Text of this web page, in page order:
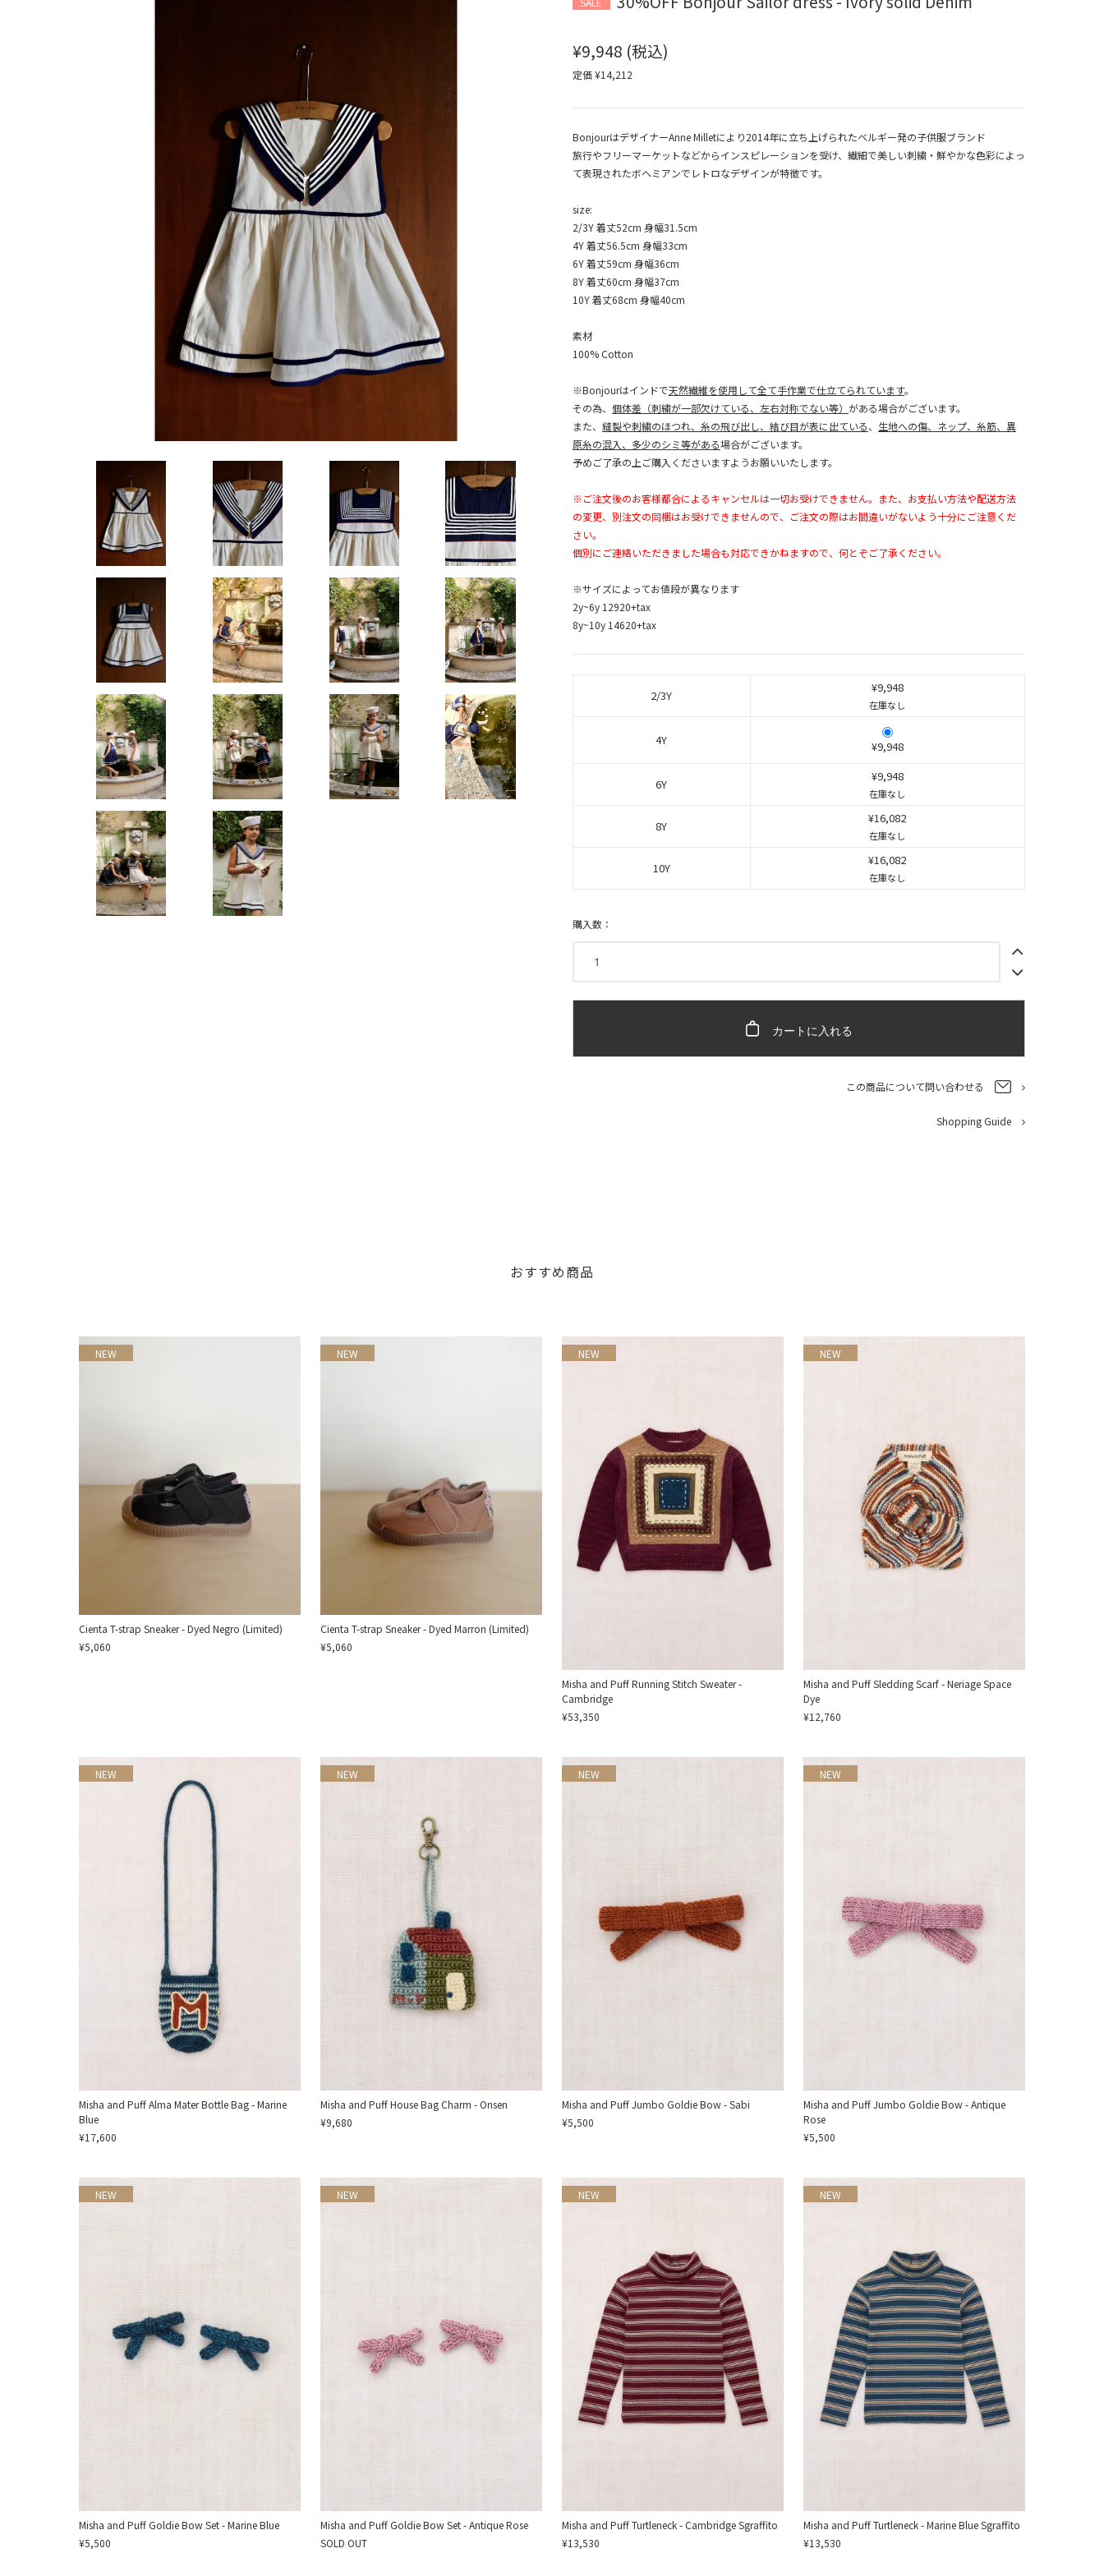
¥9,948 (税込)
定価 ¥14,212
BonjourはデザイナーAnne Milletにより2014年に立ち上げられたベルギー発の子供服ブランド
旅行やフリーマーケットなどからインスピレーションを受け、繊細で美しい刺繍・鮮やかな色彩によっ
て表現されたボヘミアンでレトロなデザインが特徴です。
size:
2/3Y 着丈52cm 身幅31.5cm
4Y 着丈56.5cm 身幅33cm
6Y 着丈59cm 身幅36cm
8Y 着丈60cm 身幅37cm
10Y 着丈68cm 身幅40cm
素材
100% Cotton
※Bonjourはインドで天然繊維を使用して全て手作業で仕立てられています。
その為、 個体差（刺繍が一部欠けている、左右対称でない等） がある場合がございます。
また、 縫製や刺繍のほつれ、糸の飛び出し、結び目が表に出ている、 生地への傷、ネップ、糸筋、異
原糸の混入、多少のシミ等がある場合がございます。
予めご了承の上ご購入くださいますようお願いいたします。
※ご注文後のお客様都合によるキャンセルは一切お受けできません。また、お支払い方法や配送方法
の変更、別注文の同梱はお受けできませんので、ご注文の際はお間違いがないよう十分にご注意くだ
さい。
個別にご連絡いただきました場合も対応できかねますので、何とぞご了承ください。
※サイズによってお値段が異なります
2y~6y 12920+tax
8y~10y 14620+tax
2/3Y
¥9,948
在庫なし
4Y ¥9,948
6Y
¥9,948
在庫なし
8Y
¥16,082
在庫なし
10Y
¥16,082
在庫なし
購入数：
カートに入れる
この商品について問い合わせる
Shopping Guide
おすすめ商品
NEW
Cienta T-strap Sneaker - Dyed Negro (Limited)
¥5,060
NEW
Cienta T-strap Sneaker - Dyed Marron (Limited)
¥5,060
NEW
Misha and Puff Running Stitch Sweater -
Cambridge
¥53,350
NEW
Misha and Puff Sledding Scarf - Neriage Space
Dye
¥12,760
NEW
Misha and Puff Alma Mater Bottle Bag - Marine
Blue
¥17,600
NEW
Misha and Puff House Bag Charm - Onsen
¥9,680
NEW
Misha and Puff Jumbo Goldie Bow - Sabi
¥5,500
NEW
Misha and Puff Jumbo Goldie Bow - Antique
Rose
¥5,500
NEW
Misha and Puff Goldie Bow Set - Marine Blue
¥5,500
NEW
Misha and Puff Goldie Bow Set - Antique Rose
SOLD OUT
NEW
Misha and Puff Turtleneck - Cambridge Sgraffito
¥13,530
NEW
Misha and Puff Turtleneck - Marine Blue Sgraffito
¥13,530